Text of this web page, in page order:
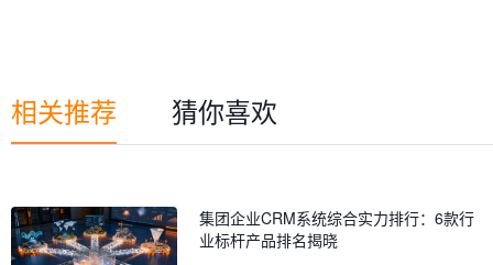
相关推荐 猜你喜欢
集团企业CRM系统综合实力排行：6款行
业标杆产品排名揭晓